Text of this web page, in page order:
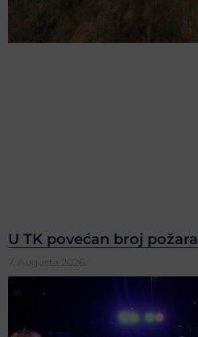
U TK povećan broj požara
7. Augusta 2026.